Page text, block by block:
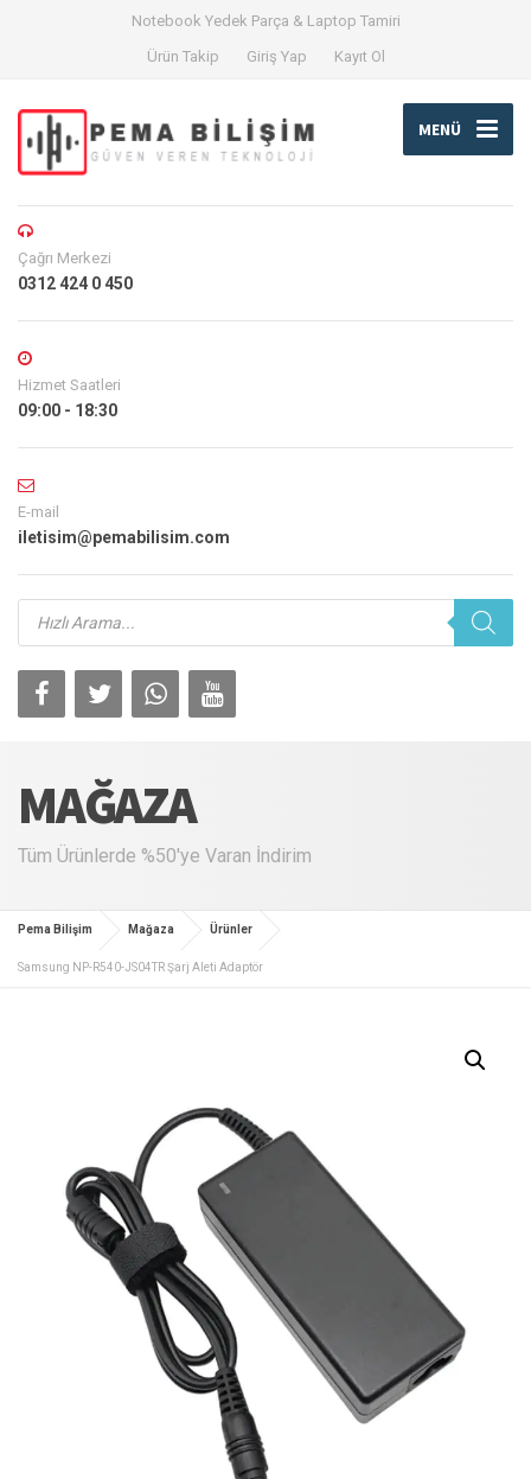
Notebook Yedek Parça & Laptop Tamiri
Ürün Takip
Giriş Yap Kayıt Ol
MENÜ
Çağrı Merkezi
0312 424 0 450
Hizmet Saatleri
09:00 - 18:30
E-mail
iletisim@pemabilisim.com
Products
search
MAĞAZA
Tüm Ürünlerde %50'ye Varan İndirim
Pema Bilişim Mağaza Ürünler
Samsung NP-R540-JS04TR Şarj Aleti Adaptör